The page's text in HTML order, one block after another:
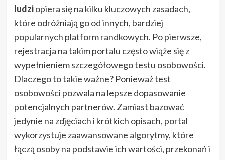
ludziopiera się na kilku kluczowych zasadach,
które odróżniają go od innych, bardziej
popularnych platform randkowych. Po pierwsze,
rejestracja na takim portalu często wiąże się z
wypełnieniem szczegółowego testu osobowości.
Dlaczego to takie ważne? Ponieważ test
osobowości pozwala na lepsze dopasowanie
potencjalnych partnerów. Zamiast bazować
jedynie na zdjęciach i krótkich opisach, portal
wykorzystuje zaawansowane algorytmy, które
łączą osoby na podstawie ich wartości, przekonań i